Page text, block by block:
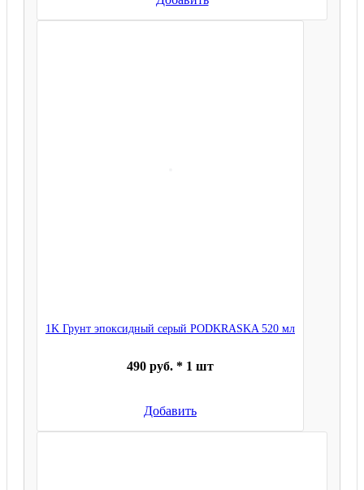
1K Грунт эпоксидный серый PODKRASKA 520 мл
490 руб. * 1 шт
Добавить